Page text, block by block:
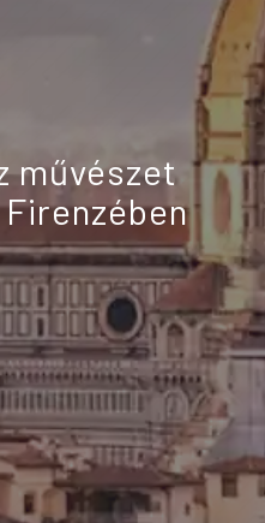
művészet